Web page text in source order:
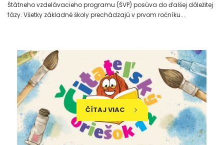
Štátneho vzdelávacieho programu (ŠVP) posúva do ďalšej dôležitej
fázy. Všetky základné školy prechádzajú v prvom ročníku...
ČÍTAJ VIAC